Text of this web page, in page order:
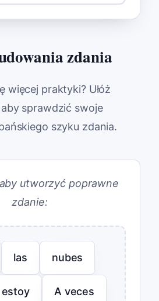
zdania
więcej praktyki? Ułóż
sprawdzić swoje
szyku zdania.
aby utworzyć poprawne
zdanie:
las nubes
estoy A veces